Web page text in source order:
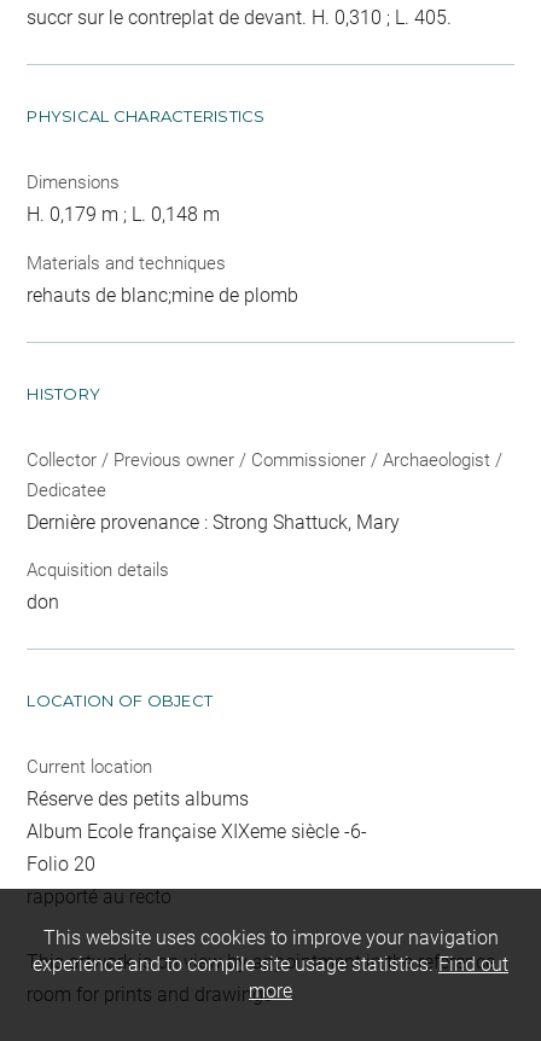
succr sur le contreplat de devant. H. 0,310 ; L. 405.
PHYSICAL CHARACTERISTICS
Dimensions
H. 0,179 m ; L. 0,148 m
Materials and techniques
rehauts de blanc;mine de plomb
HISTORY
Collector / Previous owner / Commissioner / Archaeologist /
Dedicatee
Dernière provenance : Strong Shattuck, Mary
Acquisition details
don
LOCATION OF OBJECT
Current location
Réserve des petits albums
Album Ecole française XIXeme siècle -6-
Folio 20
rapporté au recto
This artwork is on view by appointment in the reference
room for prints and drawings
This website uses cookies to improve your navigation
experience and to compile site usage statistics.Find out
more